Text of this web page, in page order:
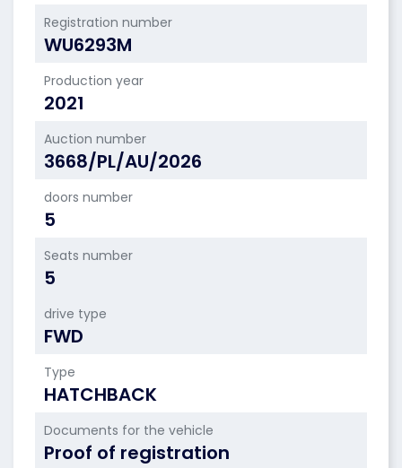
Registration number
WU6293M
Production year
2021
Auction number
3668/PL/AU/2026
doors number
5
Seats number
5
drive type
FWD
Type
HATCHBACK
Documents for the vehicle
Proof of registration